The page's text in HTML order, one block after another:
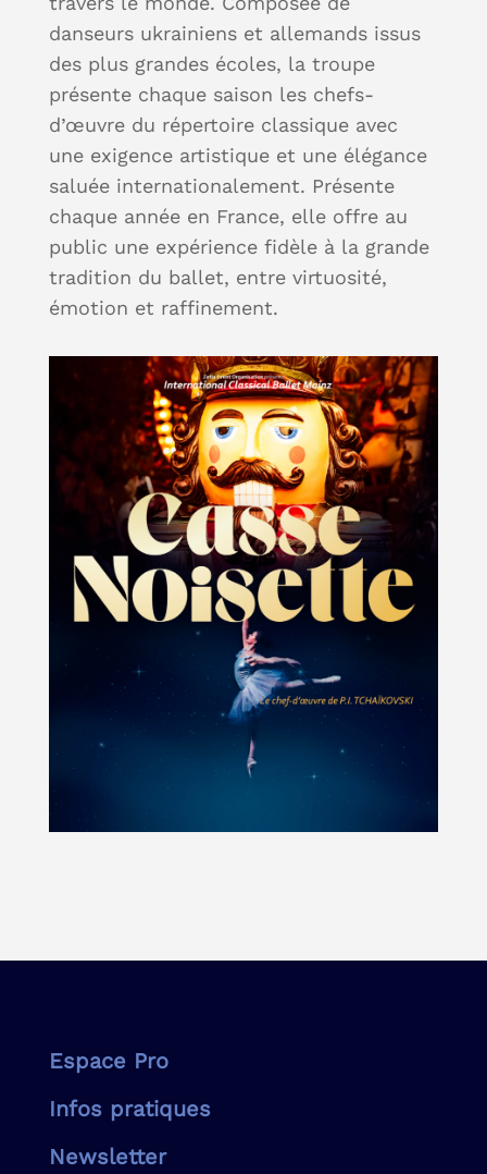
danseurs ukrainiens et allemands issus
des plus grandes écoles, la troupe
présente chaque saison les chefs-
d’œuvre du répertoire classique avec
une exigence artistique et une élégance
saluée internationalement. Présente
chaque année en France, elle offre au
public une expérience fidèle à la grande
tradition du ballet, entre virtuosité,
émotion et raffinement.
Espace Pro
Infos pratiques
Newsletter